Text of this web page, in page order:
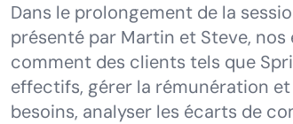
Dans le prolongement de la
présenté par Martin et Steve,
comment des clients tels que
effectifs, gérer la rémunération
besoins, analyser les écarts de